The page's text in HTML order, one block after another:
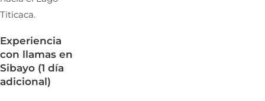
Titicaca.
Experiencia
con llamas en
Sibayo (1 día
adicional)